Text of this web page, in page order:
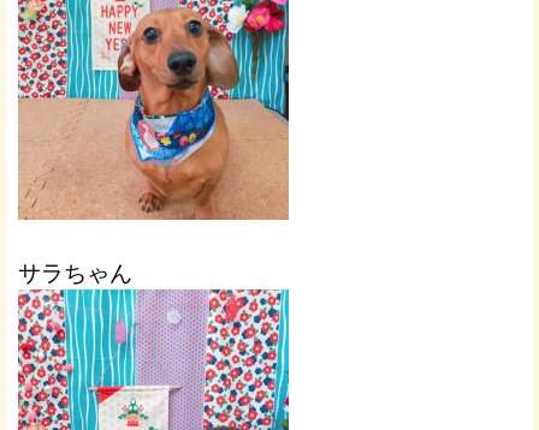
サラちゃん